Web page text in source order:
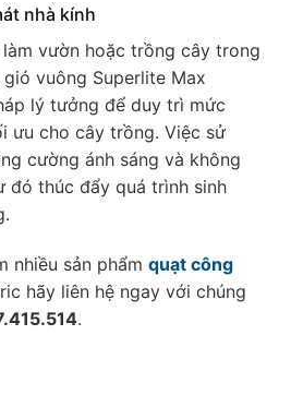
nhà kính
vườn hoặc trồng cây trong
vuông Superlite Max
lý tưởng để duy trì mức
ưu cho cây trồng. Việc sử
cường ánh sáng và không
đó thúc đẩy quá trình sinh
nhiều sản phẩm quạt công
hãy liên hệ ngay với chúng
.